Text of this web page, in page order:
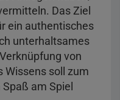
Das Ziel
ein authentisches
unterhaltsames
von
Wissens soll zum
am Spiel